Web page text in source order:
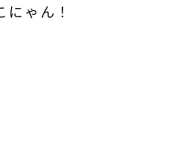
ゃん！